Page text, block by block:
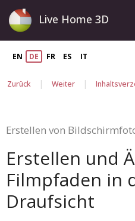
Live Home 3D
EN DE FR ES IT
Zurück | Weiter |
Erstellen von
Erstellen und
Filmpfaden in
Draufsicht